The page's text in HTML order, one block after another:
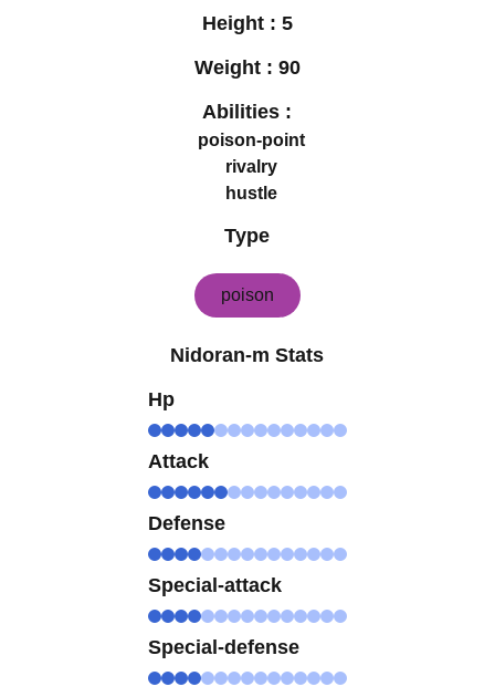
Height : 5
Weight : 90
Abilities :
poison-point
rivalry
hustle
Type
poison
Nidoran-m Stats
Hp
Attack
Defense
Special-attack
Special-defense